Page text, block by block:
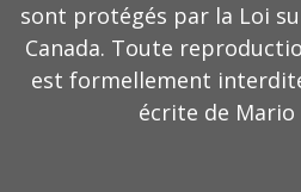
sont protégés par la Loi
Canada. Toute
est formellement
écrite de Mario